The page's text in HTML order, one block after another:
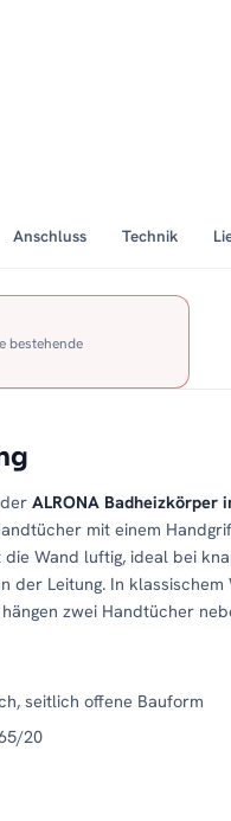
Anschluss Technik
bestehende
ALRONA Badheizkörper
mit einem
Wand luftig, ideal bei
der Leitung. In
zwei Handtücher
seitlich offene Bauform
20